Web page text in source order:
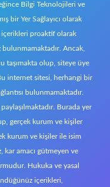
Bilgi Teknolojileri ve
bir Yer Sağlayıcı olarak
içerikleri proaktif olarak
Ancak,
taşımakta olup, siteye üye
internet sitesi, herhangi bir
bulunmamaktadır.
paylaşılmaktadır. Burada yer
gerçek kurum ve kişiler
kurum ve kişiler ile isim
kar amacı gütmeyen ve
Hukuka ve yasal
içerikleri,